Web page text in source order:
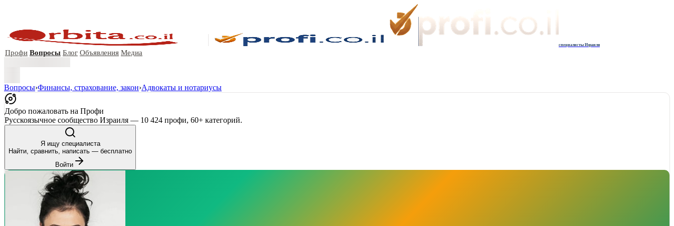
специалисты Израиля
Профи Вопросы Блог Объявления Медиа
Вопросы›Финансы, страхование, закон›Адвокаты и нoтариусы
Добро пожаловать на Профи
Русскоязычное сообщество Израиля — 10 424 профи, 60+ категорий.
Я ищу специалиста
Найти, сравнить, написать — бесплатно
Войти